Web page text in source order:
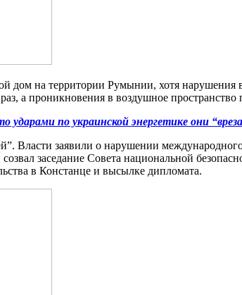
дом на территории Румынии, хотя нарушения
а проникновения в воздушное пространство
по украинской энергетике они
Власти заявили о нарушении
заседание Совета национальной
в Констанце и высылке дипломата.